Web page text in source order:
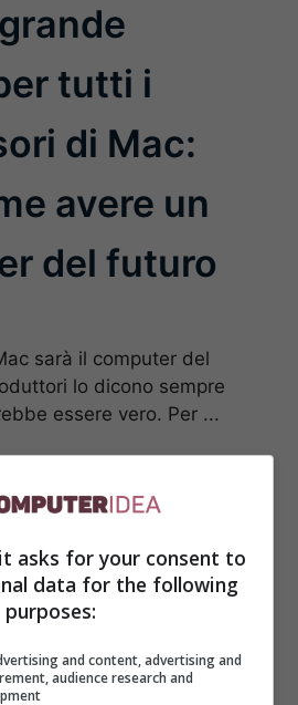
tutti i
di Mac:
avere un
del futuro
sarà il computer del
lo dicono sempre
essere vero. Per ...
asks for your consent to
data for the following
purposes:
and content, advertising and
audience research and